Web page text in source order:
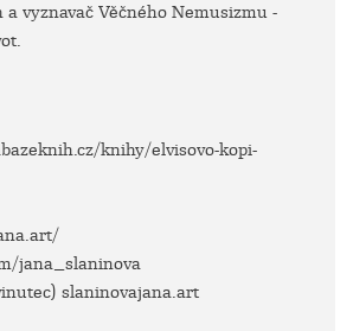
vyznavač Věčného Nemusizmu -
knihy/elvisovo-kopi-
jana_slaninova
slaninovajana.art